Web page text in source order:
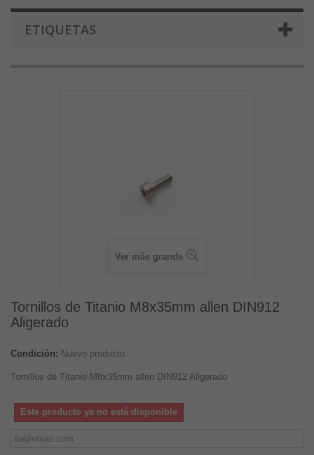
ETIQUETAS
Ver más grande
Tornillos de Titanio M8x35mm allen DIN912
Aligerado
Condición: Nuevo producto
Tornillos de Titanio M8x35mm allen DIN912 Aligerado
Este producto ya no está disponible